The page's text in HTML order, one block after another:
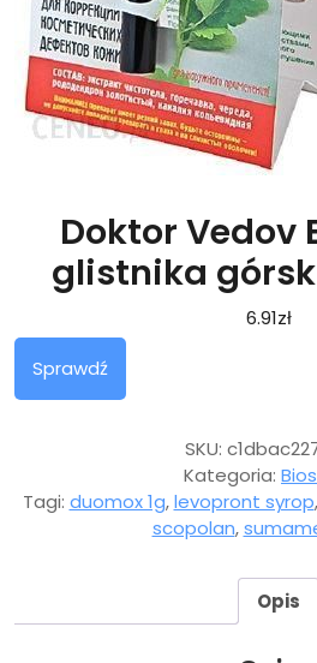
Doktor Vedov
glistnika
6.91zł
Sprawdź
SKU:
Kategoria:
Tagi: duomox 1g,levopront syrop,
scopolan,
Opis